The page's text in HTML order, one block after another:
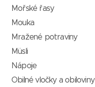
Mořské řasy
Mouka
Mražené potraviny
Müsli
Nápoje
Obilné vločky a obiloviny